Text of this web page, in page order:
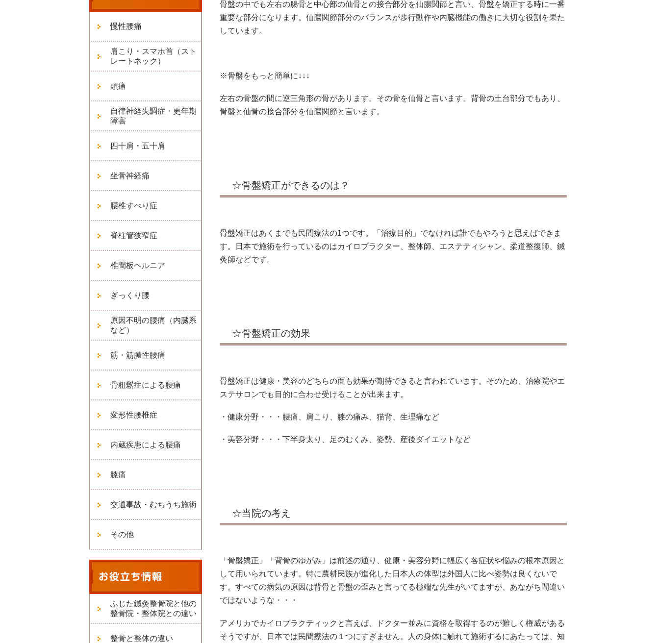
慢性腰痛
肩こり・スマホ首（スト
レートネック）
頭痛
自律神経失調症・更年期
障害
四十肩・五十肩
坐骨神経痛
腰椎すべり症
脊柱管狭窄症
椎間板ヘルニア
ぎっくり腰
原因不明の腰痛（内臓系
など）
筋・筋膜性腰痛
骨粗鬆症による腰痛
変形性腰椎症
内蔵疾患による腰痛
膝痛
交通事故・むちうち施術
その他
ふじた鍼灸整骨院と他の
整骨院・整体院との違い
整骨と整体の違い
骨盤の中でも左右の腸骨と中心部の仙骨との接合部分を仙腸関節と言い、骨盤を矯正する時に一番
重要な部分になります。仙腸関節部分のバランスが歩行動作や内臓機能の働きに大切な役割を果た
しています。
※骨盤をもっと簡単に↓↓↓
左右の骨盤の間に逆三角形の骨があります。その骨を仙骨と言います。背骨の土台部分でもあり、
骨盤と仙骨の接合部分を仙腸関節と言います。
☆骨盤矯正ができるのは？
骨盤矯正はあくまでも民間療法の1つです。「治療目的」でなければ誰でもやろうと思えばできま
す。日本で施術を行っているのはカイロプラクター、整体師、エステティシャン、柔道整復師、鍼
灸師などです。
☆骨盤矯正の効果
骨盤矯正は健康・美容のどちらの面も効果が期待できると言われています。そのため、治療院やエ
ステサロンでも目的に合わせ受けることが出来ます。
・健康分野・・・腰痛、肩こり、膝の痛み、猫背、生理痛など
・美容分野・・・下半身太り、足のむくみ、姿勢、産後ダイエットなど
☆当院の考え
「骨盤矯正」「背骨のゆがみ」は前述の通り、健康・美容分野に幅広く各症状や悩みの根本原因と
して用いられています。特に農耕民族が進化した日本人の体型は外国人に比べ姿勢は良くないで
す。すべての病気の原因は背骨と骨盤の歪みと言ってる極端な先生がいてますが、あながち間違い
ではないような・・・
アメリカでカイロプラクティックと言えば、ドクター並みに資格を取得するのが難しく権威がある
そうですが、日本では民間療法の１つにすぎません。人の身体に触れて施術するにあたっては、知